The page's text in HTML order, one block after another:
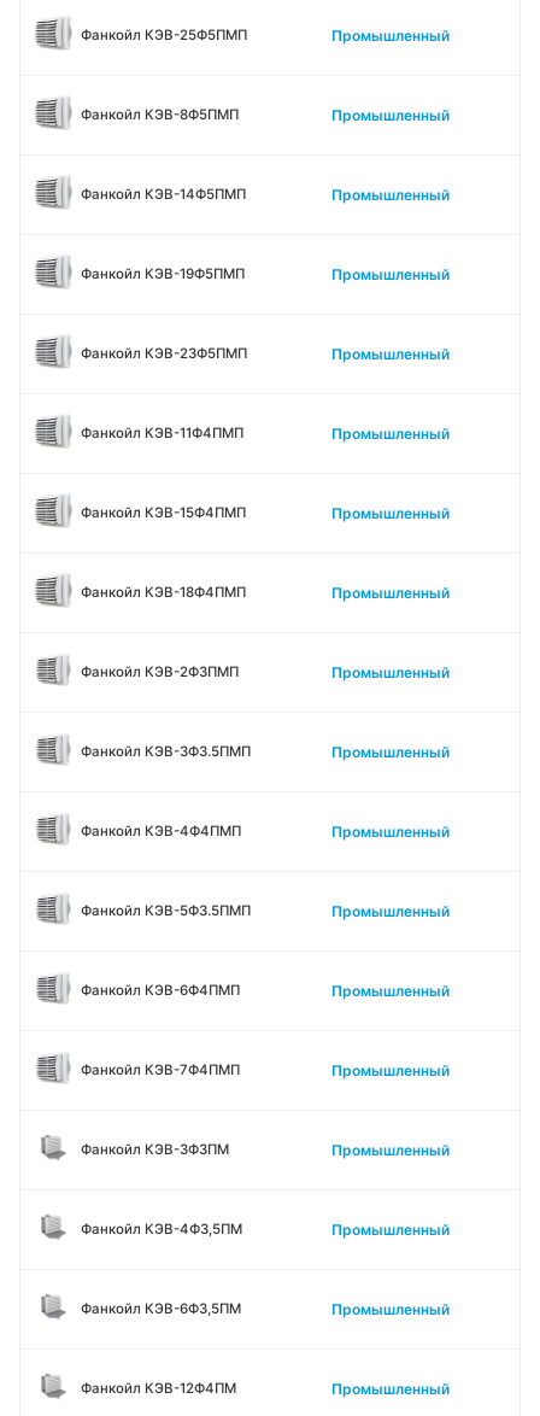
Фанкойл КЭВ-25Ф5ПМП Промышленный
Фанкойл КЭВ-8Ф5ПМП Промышленный
Фанкойл КЭВ-14Ф5ПМП Промышленный
Фанкойл КЭВ-19Ф5ПМП Промышленный
Фанкойл КЭВ-23Ф5ПМП Промышленный
Фанкойл КЭВ-11Ф4ПМП Промышленный
Фанкойл КЭВ-15Ф4ПМП Промышленный
Фанкойл КЭВ-18Ф4ПМП Промышленный
Фанкойл КЭВ-2Ф3ПМП Промышленный
Фанкойл КЭВ-3Ф3.5ПМП Промышленный
Фанкойл КЭВ-4Ф4ПМП Промышленный
Фанкойл КЭВ-5Ф3.5ПМП Промышленный
Фанкойл КЭВ-6Ф4ПМП Промышленный
Фанкойл КЭВ-7Ф4ПМП Промышленный
Фанкойл КЭВ-3Ф3ПМ Промышленный
Фанкойл КЭВ-4Ф3,5ПМ Промышленный
Фанкойл КЭВ-6Ф3,5ПМ Промышленный
Фанкойл КЭВ-12Ф4ПМ Промышленный